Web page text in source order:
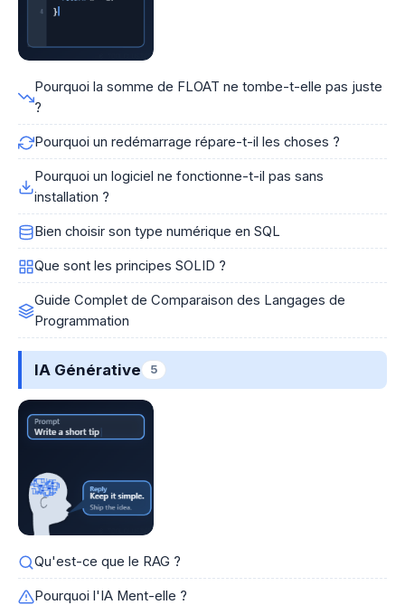
Pourquoi la somme de FLOAT ne tombe-t-elle pas juste
?
Pourquoi un redémarrage répare-t-il les choses ?
Pourquoi un logiciel ne fonctionne-t-il pas sans
installation ?
Bien choisir son type numérique en SQL
Que sont les principes SOLID ?
Guide Complet de Comparaison des Langages de
Programmation
IA Générative 5
Qu'est-ce que le RAG ?
Pourquoi l'IA Ment-elle ?